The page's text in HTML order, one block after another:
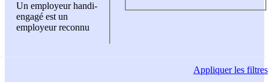
Un employeur handi-
engagé est un
employeur reconnu
Appliquerles filtres